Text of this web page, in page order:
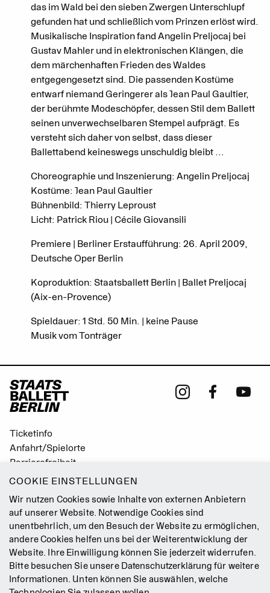
das im Wald bei den sieben Zwergen Unterschlupf
gefunden hat und schließlich vom Prinzen erlöst wird.
Musikalische Inspiration fand Angelin Preljocaj bei
Gustav Mahler und in elektronischen Klängen, die
dem märchenhaften Frieden des Waldes
entgegengesetzt sind. Die passenden Kostüme
entwarf niemand Geringerer als Jean Paul Gaultier,
der berühmte Modeschöpfer, dessen Stil dem Ballett
seinen unverwechselbaren Stempel aufprägt. Es
versteht sich daher von selbst, dass dieser
Ballettabend keineswegs unschuldig bleibt ...
Choreographie und Inszenierung: Angelin Preljocaj
Kostüme: Jean Paul Gaultier
Bühnenbild: Thierry Leproust
Licht: Patrick Riou | Cécile Giovansili
Premiere | Berliner Erstaufführung: 26. April 2009,
Deutsche Oper Berlin
Koproduktion: Staatsballett Berlin | Ballet Preljocaj
(Aix-en-Provence)
Spieldauer: 1 Std. 50 Min. | keine Pause
Musik vom Tonträger
Ticketinfo
Anfahrt/Spielorte
Barrierefreiheit
Leichte Sprache
Leitbild
Presse
Jobs
Kontakt
Newsletter
COOKIE EINSTELLUNGEN
Wir nutzen Cookies sowie Inhalte von externen Anbietern
auf unserer Website. Notwendige Cookies sind
unentbehrlich, um den Besuch der Website zu ermöglichen,
andere Cookies helfen uns bei der Weiterentwicklung der
Website. Ihre Einwilligung können Sie jederzeit widerrufen.
Bitte besuchen Sie unsere Datenschutzerklärung für weitere
Informationen. Unten können Sie auswählen, welche